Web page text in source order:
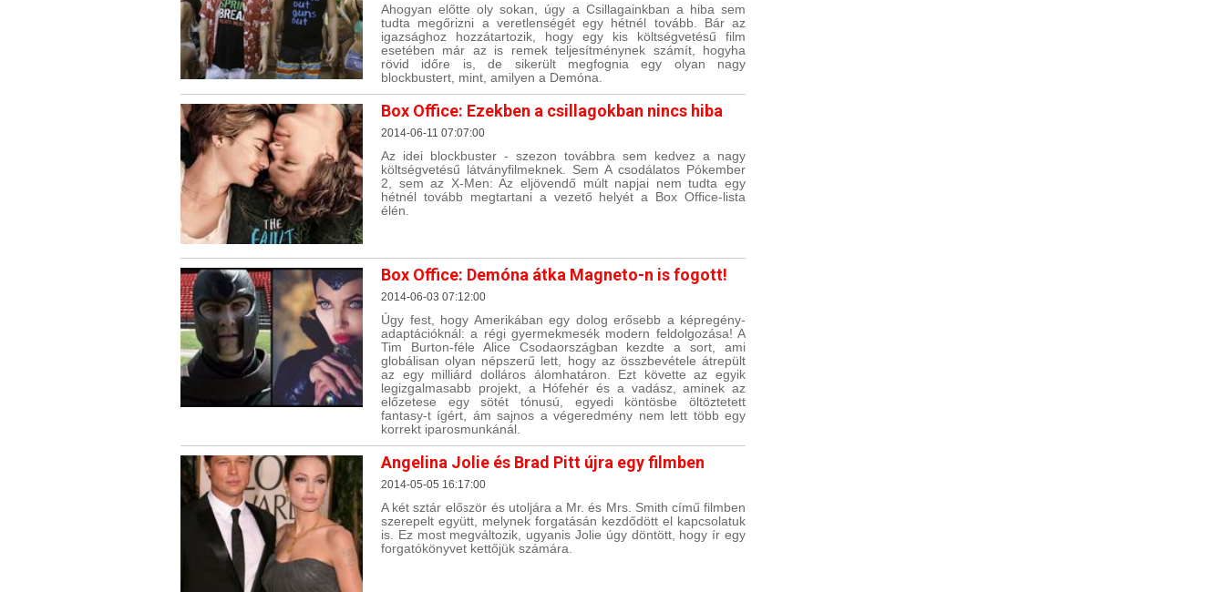
Ahogyan előtte oly sokan, úgy a Csillagainkban a hiba sem
tudta megőrizni a veretlenségét egy hétnél tovább. Bár az
igazsághoz hozzátartozik, hogy egy kis költségvetésű film
esetében már az is remek teljesítménynek számít, hogyha
rövid időre is, de sikerült megfognia egy olyan nagy
blockbustert, mint, amilyen a Demóna.
Box Office: Ezekben a csillagokban nincs hiba
2014-06-11 07:07:00
Az idei blockbuster - szezon továbbra sem kedvez a nagy
költségvetésű látványfilmeknek. Sem A csodálatos Pókember
2, sem az X-Men: Az eljövendő múlt napjai nem tudta egy
hétnél tovább megtartani a vezető helyét a Box Office-lista
élén.
Box Office: Demóna átka Magneto-n is fogott!
2014-06-03 07:12:00
Úgy fest, hogy Amerikában egy dolog erősebb a képregény-
adaptációknál: a régi gyermekmesék modern feldolgozása! A
Tim Burton-féle Alice Csodaországban kezdte a sort, ami
globálisan olyan népszerű lett, hogy az összbevétele átrepült
az egy milliárd dolláros álomhatáron. Ezt követte az egyik
legizgalmasabb projekt, a Hófehér és a vadász, aminek az
előzetese egy sötét tónusú, egyedi köntösbe öltöztetett
fantasy-t ígért, ám sajnos a végeredmény nem lett több egy
korrekt iparosmunkánál.
Angelina Jolie és Brad Pitt újra egy filmben
2014-05-05 16:17:00
A két sztár először és utoljára a Mr. és Mrs. Smith című filmben
szerepelt együtt, melynek forgatásán kezdődött el kapcsolatuk
is. Ez most megváltozik, ugyanis Jolie úgy döntött, hogy ír egy
forgatókönyvet kettőjük számára.